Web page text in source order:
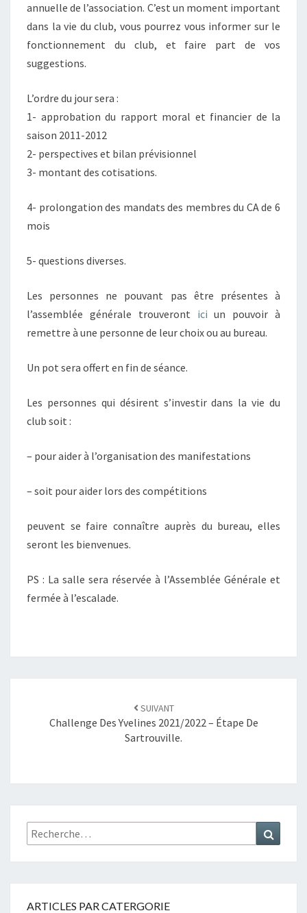
annuelle de l’association. C’est un moment important
dans la vie du club, vous pourrez vous informer sur le
fonctionnement du club, et faire part de vos
suggestions.
L’ordre du jour sera :
1- approbation du rapport moral et financier de la
saison 2011-2012
2- perspectives et bilan prévisionnel
3- montant des cotisations.
4- prolongation des mandats des membres du CA de 6
mois
5- questions diverses.
Les personnes ne pouvant pas être présentes à
l’assemblée générale trouveront ici un pouvoir à
remettre à une personne de leur choix ou au bureau.
Un pot sera offert en fin de séance.
Les personnes qui désirent s’investir dans la vie du
club soit :
– pour aider à l’organisation des manifestations
– soit pour aider lors des compétitions
peuvent se faire connaître auprès du bureau, elles
seront les bienvenues.
PS : La salle sera réservée à l’Assemblée Générale et
fermée à l’escalade.
SUIVANT
Challenge Des Yvelines 2021/2022 – Étape De
Sartrouville.
ARTICLES PAR CATERGORIE